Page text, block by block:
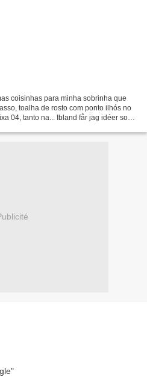
coisinhas para minha sobrinha que
toalha de rosto com ponto ilhós no
04, tanto na... Ibland får jag idéer som